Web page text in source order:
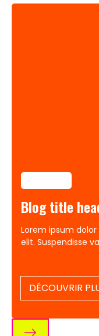
Blog title
Lorem ipsum
elit. Suspendisse
DÉCOUVRIR